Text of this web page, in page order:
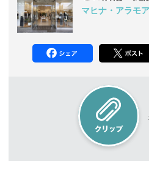
マヒナ・アラモ